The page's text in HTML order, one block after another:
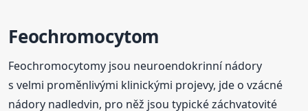
Feochromocytom
Feochromocytomy jsou neuroendokrinní nádory
s velmi proměnlivými klinickými projevy, jde o vzácné
nádory nadledvin, pro něž jsou typické záchvatovité